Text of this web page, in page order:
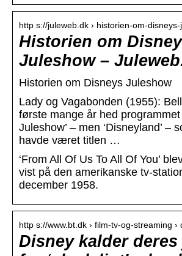
http s://juleweb.dk › historien-om-
Historien om
Juleshow –
Historien om Disneys Juleshow
Lady og Vagabonden (1955):
første mange år hed programmet
Juleshow’ – men ‘Disneyland’ –
havde været titlen …
‘From All Of Us To All Of You’
vist på den amerikanske tv-
december 1958.
http s://www.bt.dk › film-tv-og-streaming ›
Disney kalder